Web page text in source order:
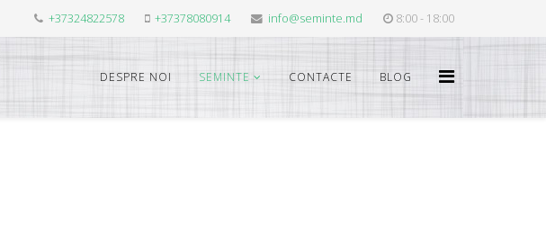
+37324822578 +37378080914 info@seminte.md 8:00 - 18:00
DESPRE NOI SEMINTE CONTACTE BLOG